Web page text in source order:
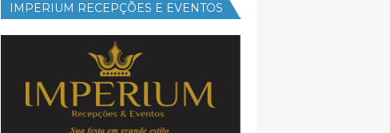
IMPERIUM RECEPÇÕES E EVENTOS